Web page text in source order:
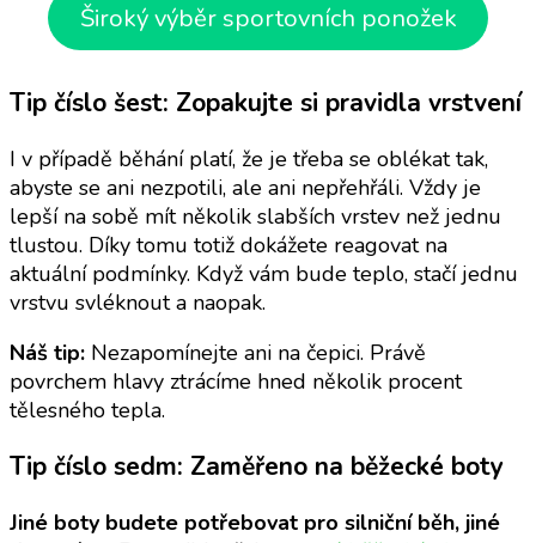
Široký výběr sportovních ponožek
Tip číslo šest: Zopakujte si pravidla vrstvení
I v případě běhání platí, že je třeba se oblékat tak,
abyste se ani nezpotili, ale ani nepřehřáli. Vždy je
lepší na sobě mít několik slabších vrstev než jednu
tlustou. Díky tomu totiž dokážete reagovat na
aktuální podmínky. Když vám bude teplo, stačí jednu
vrstvu svléknout a naopak.
Náš tip: Nezapomínejte ani na čepici. Právě
povrchem hlavy ztrácíme hned několik procent
tělesného tepla.
Tip číslo sedm: Zaměřeno na běžecké boty
Jiné boty budete potřebovat pro silniční běh, jiné